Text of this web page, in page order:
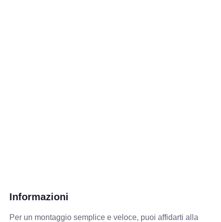
Informazioni
Per un montaggio semplice e veloce, puoi affidarti alla